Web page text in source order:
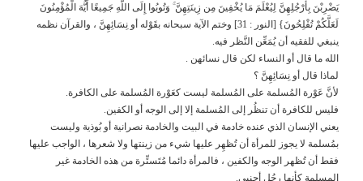
يَضْرِبْنَ بِأَرْجُلِهِنَّ لِيُعْلَمَ مَا يُخْفِينَ مِن زِينَتِهِنَّ ۚ وَتُوبُوا إِلَى اللَّهِ جَمِيعًا أَيُّهَ الْمُؤْمِنُونَ
لَعَلَّكُمْ تُفْلِحُونَ} [النور : 31] وختم الآية سبحانه بقَوْله أو نِسَائِهِنَّ ، والقرآن نظمه
ينبغي للفقيه أن يُمَعِّن النَّظر فيه.
الله ما قال أو النساء لكن قال نسائهن .
لماذا قال أو نِسَائِهِنَّ ؟
لأنَّ عَوْرة المُسلمة على المُسلمة ليست كعَوْرة المُسلمة على الكافرة.
فليس للكافرة أن تنظُر إلى المُسلمة إلا إلى الوجه أو الكفين.
يعني الإنسان الذي عنده خادمة في البيت والخادمة نصرانية أو بُوذية وليست
بمُسلمة لا يجوز للمرأة أن تُظهِر عليها شيء من زينتها ولا شعرها ، الواجب عليها
فقط أن تُظهر الوجه والكفين ، فالمرأة دائما مُتَستِّرة من هذه الخادمة غير
المسلمة كأنها رجُل أجنبي.